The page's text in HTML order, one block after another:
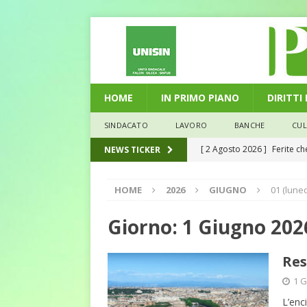
HOME IN PRIMO PIANO DIRITTI
SINDACATO LAVORO BANCHE
NEWS TICKER [ 2 Agosto 2026 ] Ferite
[ 29 Luglio 2026 ]
Marche:
la media nazionale
[ 28 Luglio 2026 ]
debiti sono più leggeri
[ 26 Luglio 2026 ]
Il
HOME 2026 GIUGNO 01
Giorno: 1 Giugno
1